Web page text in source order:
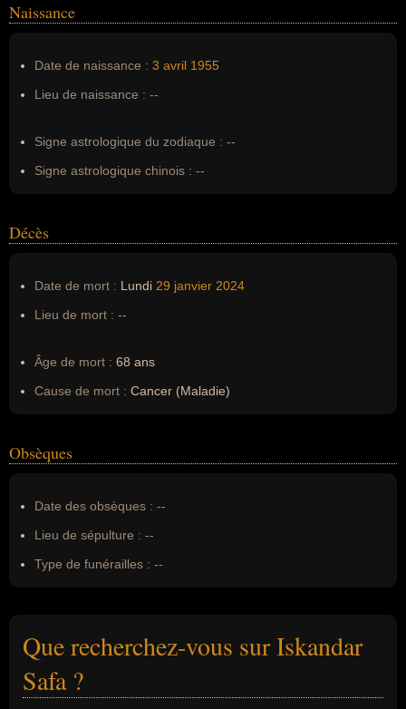
Nom de famille :Safa
Naissance
Date de naissance : 3 avril 1955
Lieu de naissance : --
Signe astrologique du zodiaque : --
Signe astrologique chinois : --
Décès
Date de mort : Lundi 29 janvier 2024
Lieu de mort : --
Âge de mort : 68 ans
Cause de mort : Cancer (Maladie)
Obsèques
Date des obsèques : --
Lieu de sépulture : --
Type de funérailles : --
Que recherchez-vous sur Iskandar
Safa ?